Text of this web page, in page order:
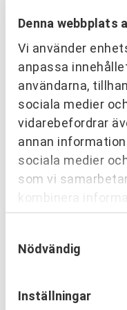
Denna webbplats
Vi använder
anpassa
användarna,
sociala medier
vidarebefordrar
annan
sociala medier
som vi
kombinera
information som
som de har
tjänster.
Nödvändig
Inställningar
DELA
LÄS MER INOM:
PARTNERING &
EVENT & AKTIVITETER
SENASTE